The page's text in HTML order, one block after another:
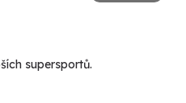
supersportů.